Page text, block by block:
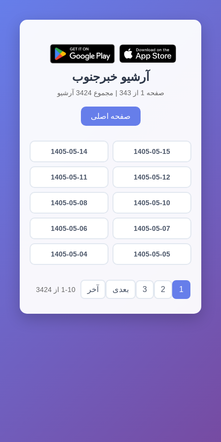
آرشیو خبرجنوب
صفحه 1 از 343 | مجموع 3424 آرشیو
صفحه اصلی
1405-05-15
1405-05-14
1405-05-12
1405-05-11
1405-05-10
1405-05-08
1405-05-07
1405-05-06
1405-05-05
1405-05-04
1
2
3 بعدی آخر 1-10 از 3424